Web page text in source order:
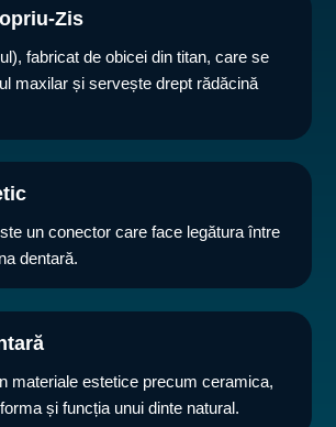
Zis
fabricat de obicei din titan, care se
maxilar și servește drept rădăcină
un conector care face legătura între
dentară.
materiale estetice precum ceramica,
și funcția unui dinte natural.